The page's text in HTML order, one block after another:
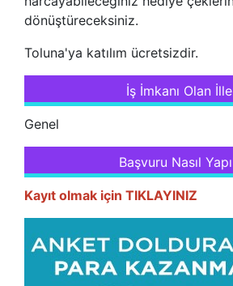
dönüştüreceksiniz.
Toluna'ya katılım ücretsizdir.
İş İmkanı Olan
Genel
Başvuru Nasıl
Kayıt olmak için TIKLAYINIZ